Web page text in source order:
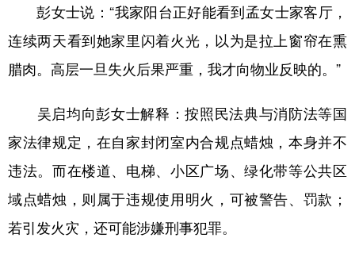
彭女士说：“我家阳台正好能看到孟女士家客厅，
连续两天看到她家里闪着火光，以为是拉上窗帘在熏
腊肉。高层一旦失火后果严重，我才向物业反映的。”
吴启均向彭女士解释：按照民法典与消防法等国
家法律规定，在自家封闭室内合规点蜡烛，本身并不
违法。而在楼道、电梯、小区广场、绿化带等公共区
域点蜡烛，则属于违规使用明火，可被警告、罚款；
若引发火灾，还可能涉嫌刑事犯罪。